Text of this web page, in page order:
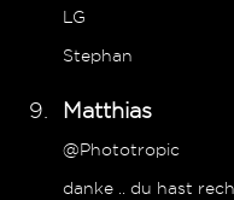
LG
Stephan
Matthias
@Phototropic
danke .. du hast